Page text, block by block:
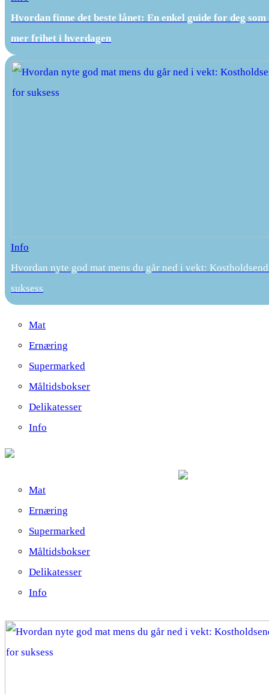
Hvordan finne det beste lånet: En enkel guide for deg som
mer frihet i hverdagen
Info
Hvordan nyte god mat mens du går ned i vekt:
suksess
Mat
Ernæring
Supermarked
Måltidsbokser
Delikatesser
Info
Mat
Ernæring
Supermarked
Måltidsbokser
Delikatesser
Info